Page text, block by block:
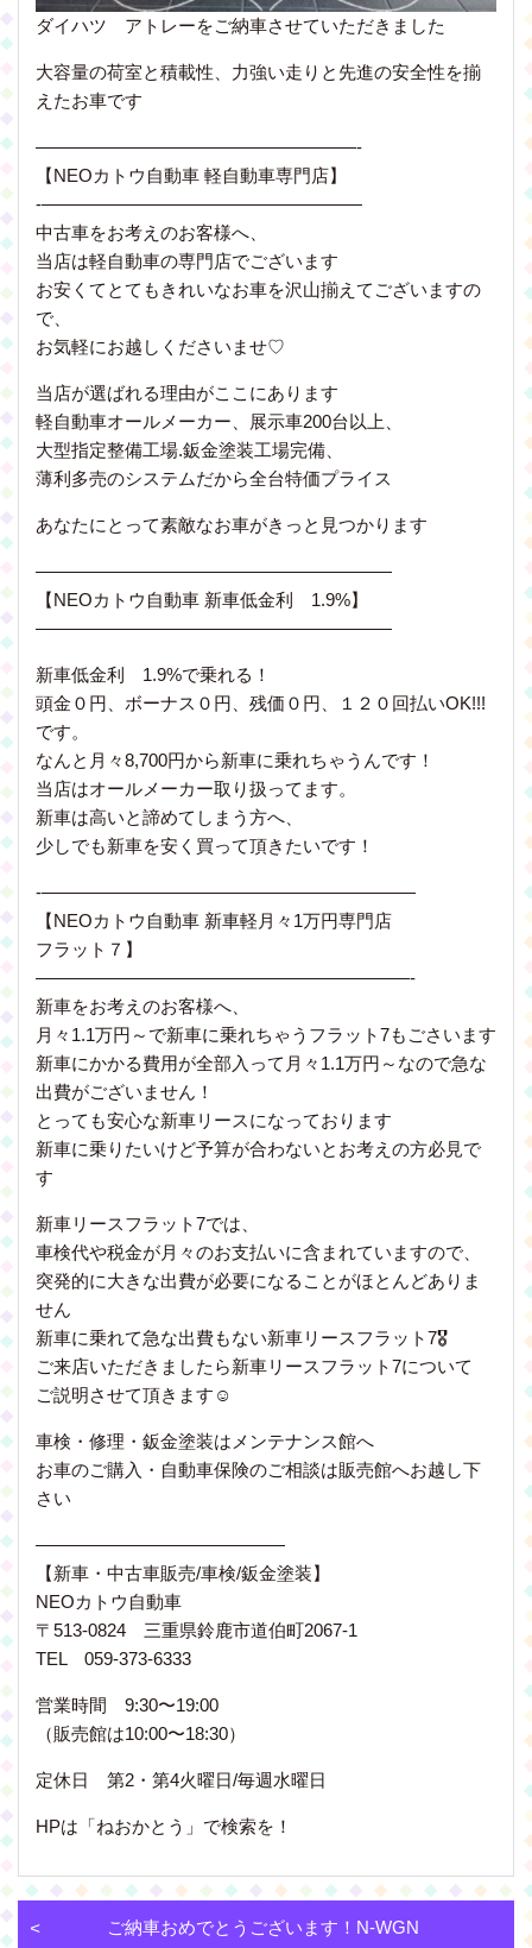
ダイハツ アトレーをご納車させていただきました
大容量の荷室と積載性、力強い走りと先進の安全性を揃
えたお車です
——————————————————-
【NEOカトウ自動車 軽自動車専門店】
-——————————————————
中古車をお考えのお客様へ、
当店は軽自動車の専門店でございます
お安くてとてもきれいなお車を沢山揃えてございますの
で、
お気軽にお越しくださいませ♡
当店が選ばれる理由がここにあります
軽自動車オールメーカー、展示車200台以上、
大型指定整備工場.鈑金塗装工場完備、
薄利多売のシステムだから全台特価プライス
あなたにとって素敵なお車がきっと見つかります
————————————————————
【NEOカトウ自動車 新車低金利 1.9%】
————————————————————
新車低金利 1.9%で乗れる！
頭金０円、ボーナス０円、残価０円、１２０回払いOK!!!
です。
なんと月々8,700円から新車に乗れちゃうんです！
当店はオールメーカー取り扱ってます。
新車は高いと諦めてしまう方へ、
少しでも新車を安く買って頂きたいです！
-—————————————————————
【NEOカトウ自動車 新車軽月々1万円専門店
フラット７】
—————————————————————-
新車をお考えのお客様へ、
月々1.1万円～で新車に乗れちゃうフラット7もごさいます
新車にかかる費用が全部入って月々1.1万円～なので急な
出費がございません！
とっても安心な新車リースになっております
新車に乗りたいけど予算が合わないとお考えの方必見で
す
新車リースフラット7では、
車検代や税金が月々のお支払いに含まれていますので、
突発的に大きな出費が必要になることがほとんどありま
せん
新車に乗れて急な出費もない新車リースフラット7🎖
ご来店いただきましたら新車リースフラット7について
ご説明させて頂きます ☺
車検・修理・鈑金塗装はメンテナンス館へ
お車のご購入・自動車保険のご相談は販売館へお越し下
さい
——————————————
【新車・中古車販売/車検/鈑金塗装】
NEOカトウ自動車
〒513-0824 三重県鈴鹿市道伯町2067-1
TEL 059-373-6333
営業時間 9:30〜19:00
（販売館は10:00〜18:30）
定休日 第2・第4火曜日/毎週水曜日
HPは「ねおかとう」で検索を！
ご納車おめでとうございます！N-WGN